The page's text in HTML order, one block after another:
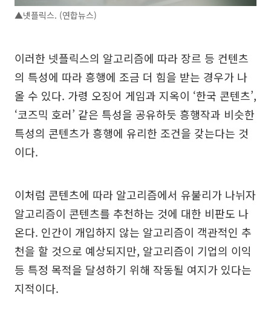
▲넷플릭스. (연합뉴스)
이러한 넷플릭스의 알고리즘에 따라 장르 등 컨텐츠
의 특성에 따라 흥행에 조금 더 힘을 받는 경우가 나
올 수 있다. 가령 오징어 게임과 지옥이 ‘한국 콘텐츠’,
‘코즈믹 호러’ 같은 특성을 공유하듯 흥행작과 비슷한
특성의 콘텐츠가 흥행에 유리한 조건을 갖는다는 것
이다.
이처럼 콘텐츠에 따라 알고리즘에서 유불리가 나뉘자
알고리즘이 콘텐츠를 추천하는 것에 대한 비판도 나
온다. 인간이 개입하지 않는 알고리즘이 객관적인 추
천을 할 것으로 예상되지만, 알고리즘이 기업의 이익
등 특정 목적을 달성하기 위해 작동될 여지가 있다는
지적이다.